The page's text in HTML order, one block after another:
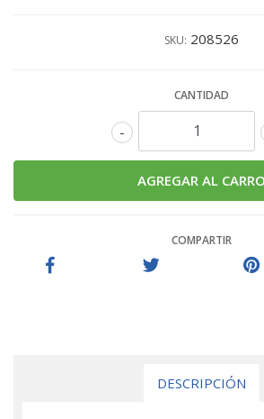
SKU: 208526
CANTIDAD
-
COMPARTIR
DESCRIPCIÓN